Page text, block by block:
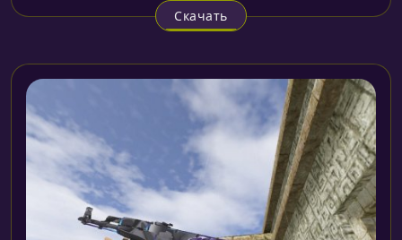
Скачать